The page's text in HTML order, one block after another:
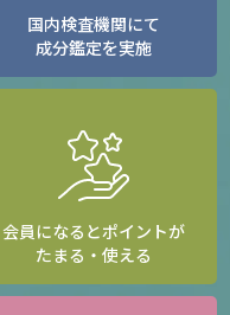
国内検査機関にて
成分鑑定を実施
会員になるとポイントが
たまる・使える